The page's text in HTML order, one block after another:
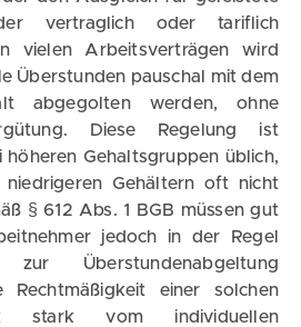
vertraglich oder tariflich
vielen Arbeitsverträgen wird
Überstunden pauschal mit dem
abgegolten werden, ohne
Diese Regelung ist
höheren Gehaltsgruppen üblich,
niedrigeren Gehältern oft nicht
§ 612 Abs. 1 BGB müssen gut
jedoch in der Regel
Überstundenabgeltung
Rechtmäßigkeit einer solchen
stark vom individuellen